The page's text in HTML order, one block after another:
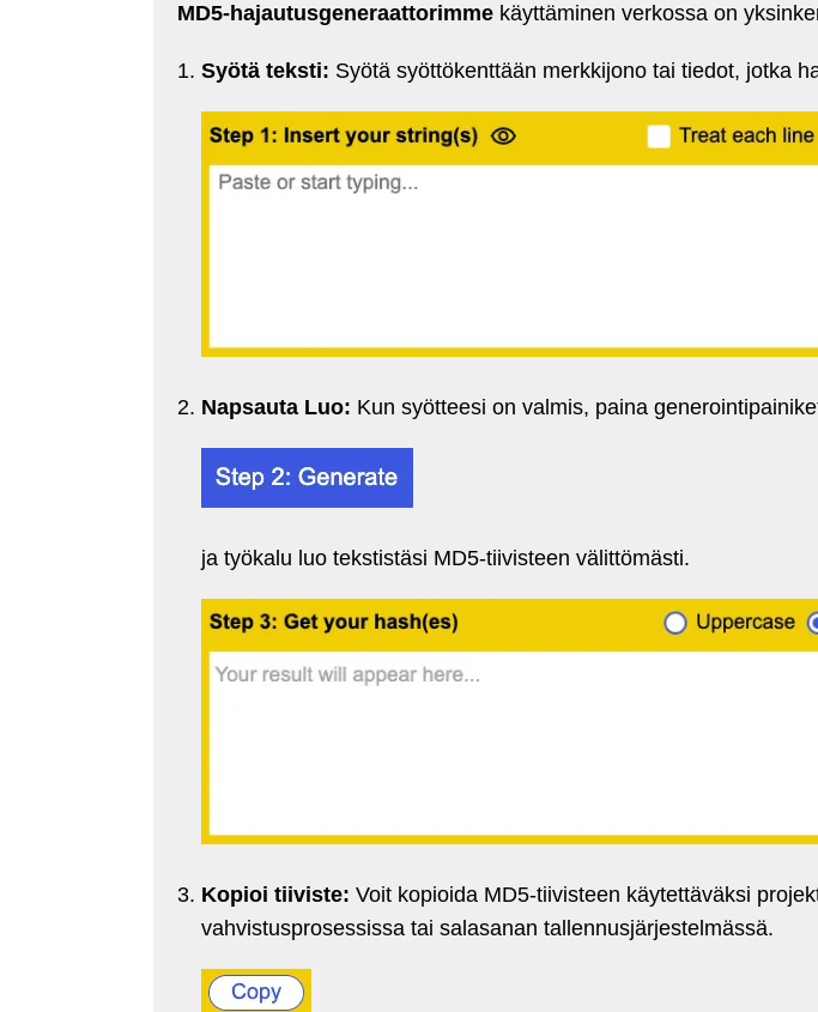
MD5-hajautusgeneraattorimme käyttäminen verkossa on
Syötä teksti: Syötä syöttökenttään merkkijono tai tiedot, jotka
Napsauta Luo: Kun syötteesi on valmis, paina
ja työkalu luo tekstistäsi MD5-tiivisteen välittömästi.
Kopioi tiiviste: Voit kopioida MD5-tiivisteen käytettäväksi
vahvistusprosessissa tai salasanan tallennusjärjestelmässä.